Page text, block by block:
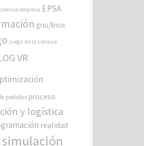
empresa EPSA
gnu/linux
juego de la cerveza
VR
pedidos proceso
y logística
realidad
simulación